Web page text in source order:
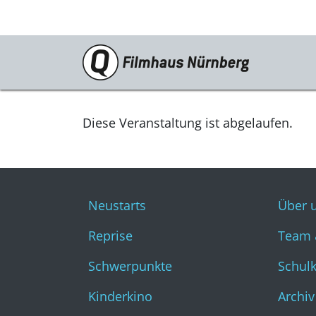
Programm
Neustarts
Kinderkino
Stummfilm
Cine International
Filmclub
Diese Veranstaltung ist abgelaufen.
Neustarts
Reprise
Schwerpunkte
Kinderkino
Über
Team
Archiv